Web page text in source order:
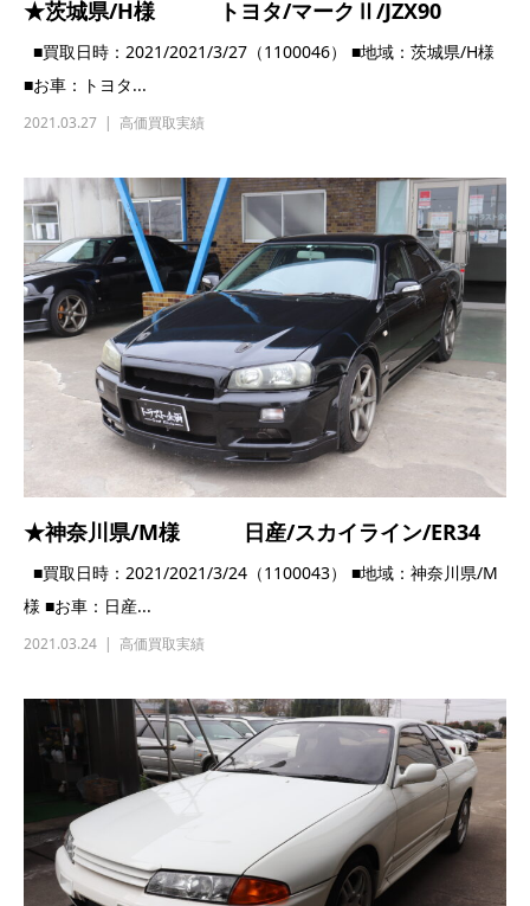
★宮崎県/S様 スズキ/カプチーノ/EA11R
■買取日時：2021/2021/3/14（1100034） ■地域：宮崎県/S様 ■
お車：スズキ...
2021.03.14 高価買取実績
★秋田県/M様 スバル/インプレッ
サ/WRX/STI...
■買取日時：2021/3/14（2100021） ■地域：秋田県/M様 ■お